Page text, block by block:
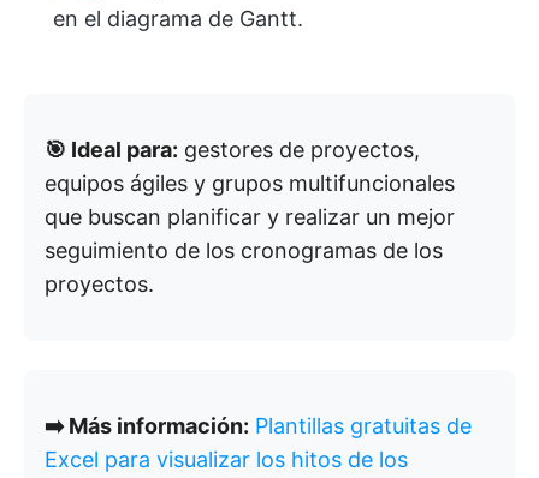
en el diagrama de Gantt.
🎯 Ideal para: gestores de proyectos,
equipos ágiles y grupos multifuncionales
que buscan planificar y realizar un mejor
seguimiento de los cronogramas de los
proyectos.
➡️ Más información: Plantillas gratuitas de
Excel para visualizar los hitos de los